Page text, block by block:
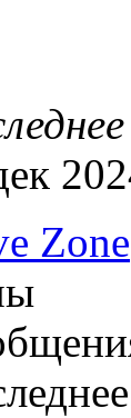
Zone